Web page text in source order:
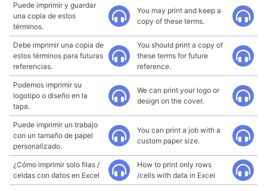
Puede imprimir y guardar
una copia de estos
términos.
You may print and keep a
copy of these terms.
Debe imprimir una copia de
estos términos para futuras
referencias.
You should print a copy of
these terms for future
reference.
Podemos imprimir su
logotipo o diseño en la
tapa.
We can print your logo or
design on the cover.
Puede imprimir un trabajo
con un tamaño de papel
personalizado.
You can print a job with a
custom paper size.
¿Cómo imprimir solo filas /
celdas con datos en Excel
How to print only rows
/cells with data in Excel